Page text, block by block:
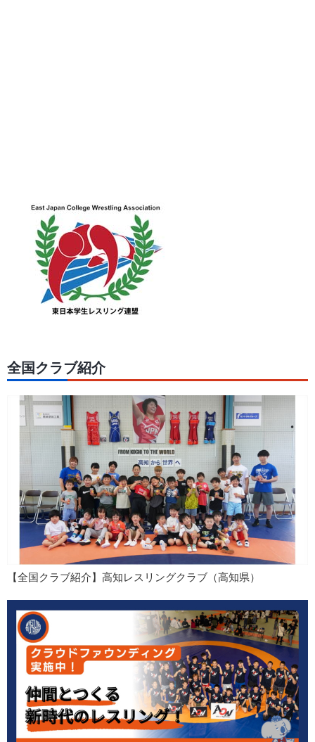
全国クラブ紹介
【全国クラブ紹介】高知レスリングクラブ（高知県）